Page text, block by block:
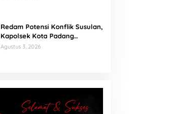
Redam Potensi Konflik Susulan,
Kapolsek Kota Padang
Sambangi Kediaman Korban
Agustus 3, 2026